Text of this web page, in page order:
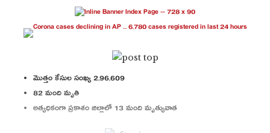
మొత్తం కేసుల సంఖ్య 2,96,609
82 మంది మృతి
అత్యధికంగా ప్రకాశం జిల్లాలో 13 మంది మృత్యువాత